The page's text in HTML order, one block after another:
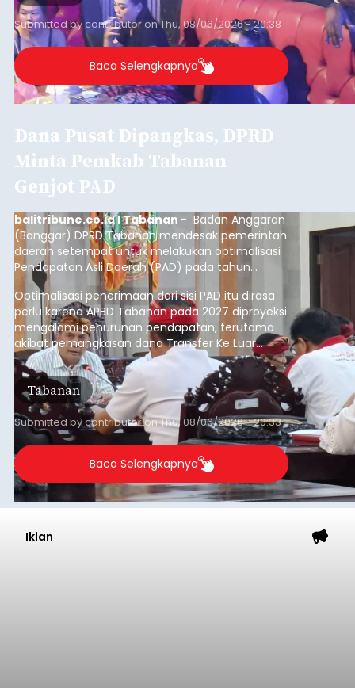
Submitted bycontributoronThu, 08/06/2026 - 20:38
Baca Selengkapnya
Dana Pusat Dipangkas, DPRD
Minta Pemkab Tabanan
Genjot PAD
balitribune.co.id I Tabanan - Badan Anggaran
(Banggar) DPRD Tabanan mendesak pemerintah
daerah setempat untuk melakukan optimalisasi
Pendapatan Asli Daerah (PAD) pada tahun
anggaran 2027.
Optimalisasi penerimaan dari sisi PAD itu dirasa
perlu karena APBD Tabanan pada 2027 diproyeksi
mengalami penurunan pendapatan, terutama
akibat pemangkasan dana Transfer Ke Luar
Daerah (TKD) dari pemerintah pusat.
Tabanan
Submitted bycontributoronThu, 08/06/2026 - 20:33
Baca Selengkapnya
Iklan